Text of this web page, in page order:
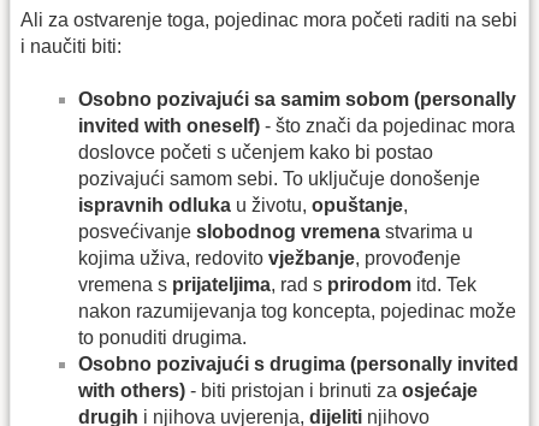
Ali za ostvarenje toga, pojedinac mora početi raditi na sebi
i naučiti biti:
Osobno pozivajući sa samim sobom (personally
invited with oneself) - što znači da pojedinac mora
doslovce početi s učenjem kako bi postao
pozivajući samom sebi. To uključuje donošenje
ispravnih odluka u životu, opuštanje,
posvećivanje slobodnog vremena stvarima u
kojima uživa, redovito vježbanje, provođenje
vremena s prijateljima, rad s prirodom itd. Tek
nakon razumijevanja tog koncepta, pojedinac može
to ponuditi drugima.
Osobno pozivajući s drugima (personally invited
with others) - biti pristojan i brinuti za osjećaje
drugih i njihova uvjerenja, dijeliti njihovo